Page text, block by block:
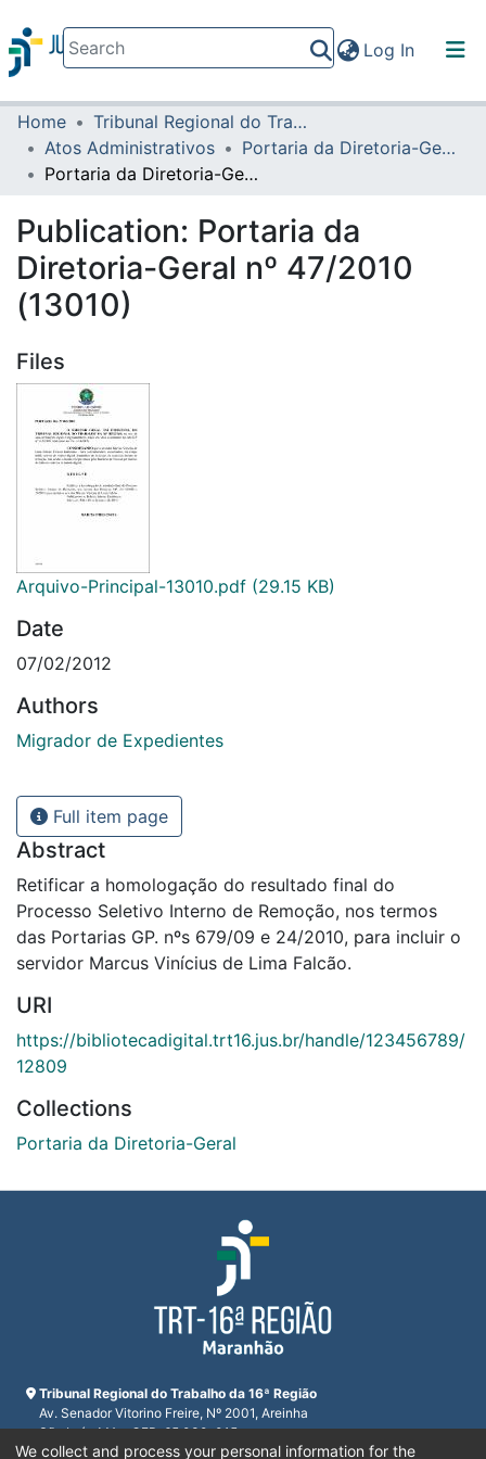
Log In(current)
Communities & Collections
All of DSpace
Home
Tribunal Regional do Trabalho da 16ª Região
Atos Administrativos
Portaria da Diretoria-Geral
Portaria da Diretoria-Geral nº 47/2010 (13010)
Publication: Portaria da
Diretoria-Geral nº 47/2010
(13010)
Files
Arquivo-Principal-13010.pdf (29.15 KB)
Date
07/02/2012
Authors
Migrador de Expedientes
Full item page
Abstract
Retificar a homologação do resultado final do
Processo Seletivo Interno de Remoção, nos termos
das Portarias GP. nºs 679/09 e 24/2010, para incluir o
servidor Marcus Vinícius de Lima Falcão.
URI
https://bibliotecadigital.trt16.jus.br/handle/123456789/
12809
Collections
Portaria da Diretoria-Geral
Tribunal Regional do Trabalho da 16ª Região
Av. Senador Vitorino Freire, Nº 2001, Areinha
São Luís, MA - CEP: 65.030-015
CNPJ 23.608.631/0001-93
We collect and process your personal information for the